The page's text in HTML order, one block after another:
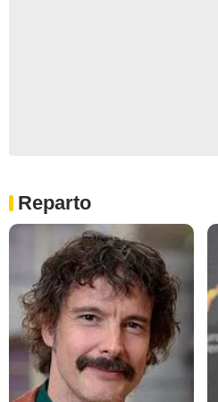
Reparto